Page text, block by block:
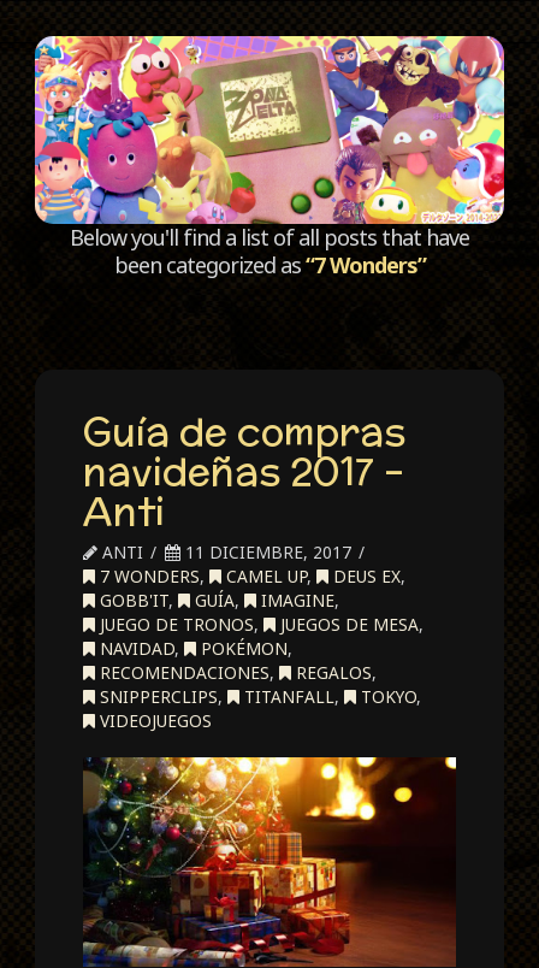
Below you'll find a list of all posts that have
been categorized as“7 Wonders”
Guía de compras
navideñas 2017 –
Anti
ANTI
11 DICIEMBRE, 2017
7 WONDERS, CAMEL UP, DEUS EX,
GOBB'IT, GUÍA, IMAGINE,
JUEGO DE TRONOS, JUEGOS DE MESA,
NAVIDAD, POKÉMON,
RECOMENDACIONES, REGALOS,
SNIPPERCLIPS, TITANFALL, TOKYO,
VIDEOJUEGOS